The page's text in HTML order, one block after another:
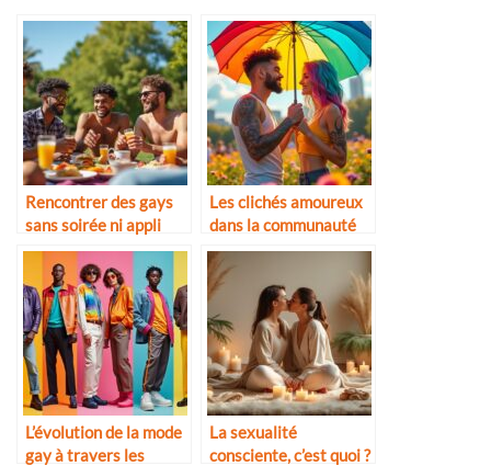
Rencontrer des gays
sans soirée ni appli
Les clichés amoureux
dans la communauté
LGBTQ+
L’évolution de la mode
gay à travers les
La sexualité
consciente, c’est quoi ?